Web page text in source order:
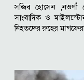
সজিব হোসেন ,নওগাঁ
সাংবাদিক ও
নিহতদের রুহের